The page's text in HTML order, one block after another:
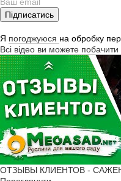
Підписатись
Я погоджуюся на обробку
Всі відео ви можете
ОТЗЫВЫ КЛИЕНТОВ -